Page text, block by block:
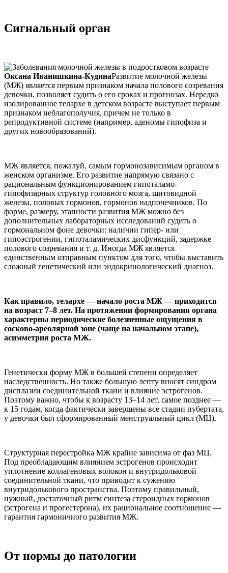
Сигнальный орган
Оксана Иванишкина-КудинаРазвитие молочной железы
(МЖ) является первым признаком начала полового созревания
девочки, позволяет судить о его сроках и прогнозах. Нередко
изолированное телархе в детском возрасте выступает первым
признаком неблагополучия, причем не только в
репродуктивной системе (например, аденомы гипофиза и
других новообразований).
МЖ является, пожалуй, самым гормонозависимым органом в
женском организме. Его развитие напрямую связано с
рациональным функционированием гипоталамо-
гипофизарных структур головного мозга, щитовидной
железы, половых гормонов, гормонов надпочечников. По
форме, размеру, этапности развития МЖ можно без
дополнительных лабораторных исследований судить о
гормональном фоне девочки: наличии гипер- или
гипоэстрогении, гипоталамических дисфункций, задержке
полового созревания и т. д. Иногда МЖ является
единственным отправным пунктом для того, чтобы выставить
сложный генетический или эндокринологический диагноз.
Как правило, телархе — начало роста МЖ — приходится
на возраст 7–8 лет. На протяжении формирования органа
характерны периодические болезненные ощущения в
сосково-ареолярной зоне (чаще на начальном этапе),
асимметрия роста МЖ.
Генетически форму МЖ в большей степени определяет
наследственность. Но также большую лепту вносят синдром
дисплазии соединительной ткани и влияние эстрогенов.
Поэтому важно, чтобы к возрасту 13–14 лет, самое позднее —
к 15 годам, когда фактически завершены все стадии пубертата,
у девочки был сформированный менструальный цикл (МЦ).
Структурная перестройка МЖ крайне зависима от фаз МЦ.
Под преобладающим влиянием эстрогенов происходит
уплотнение коллагеновых волокон и внутридольковой
соединительной ткани, что приводит к сужению
внутридолькового пространства. Поэтому правильный,
нужный, достаточный ритм синтеза стероидных гормонов
(эстрогена и прогестерона), их рациональное соотношение —
гарантия гармоничного развития МЖ.
От нормы до патологии